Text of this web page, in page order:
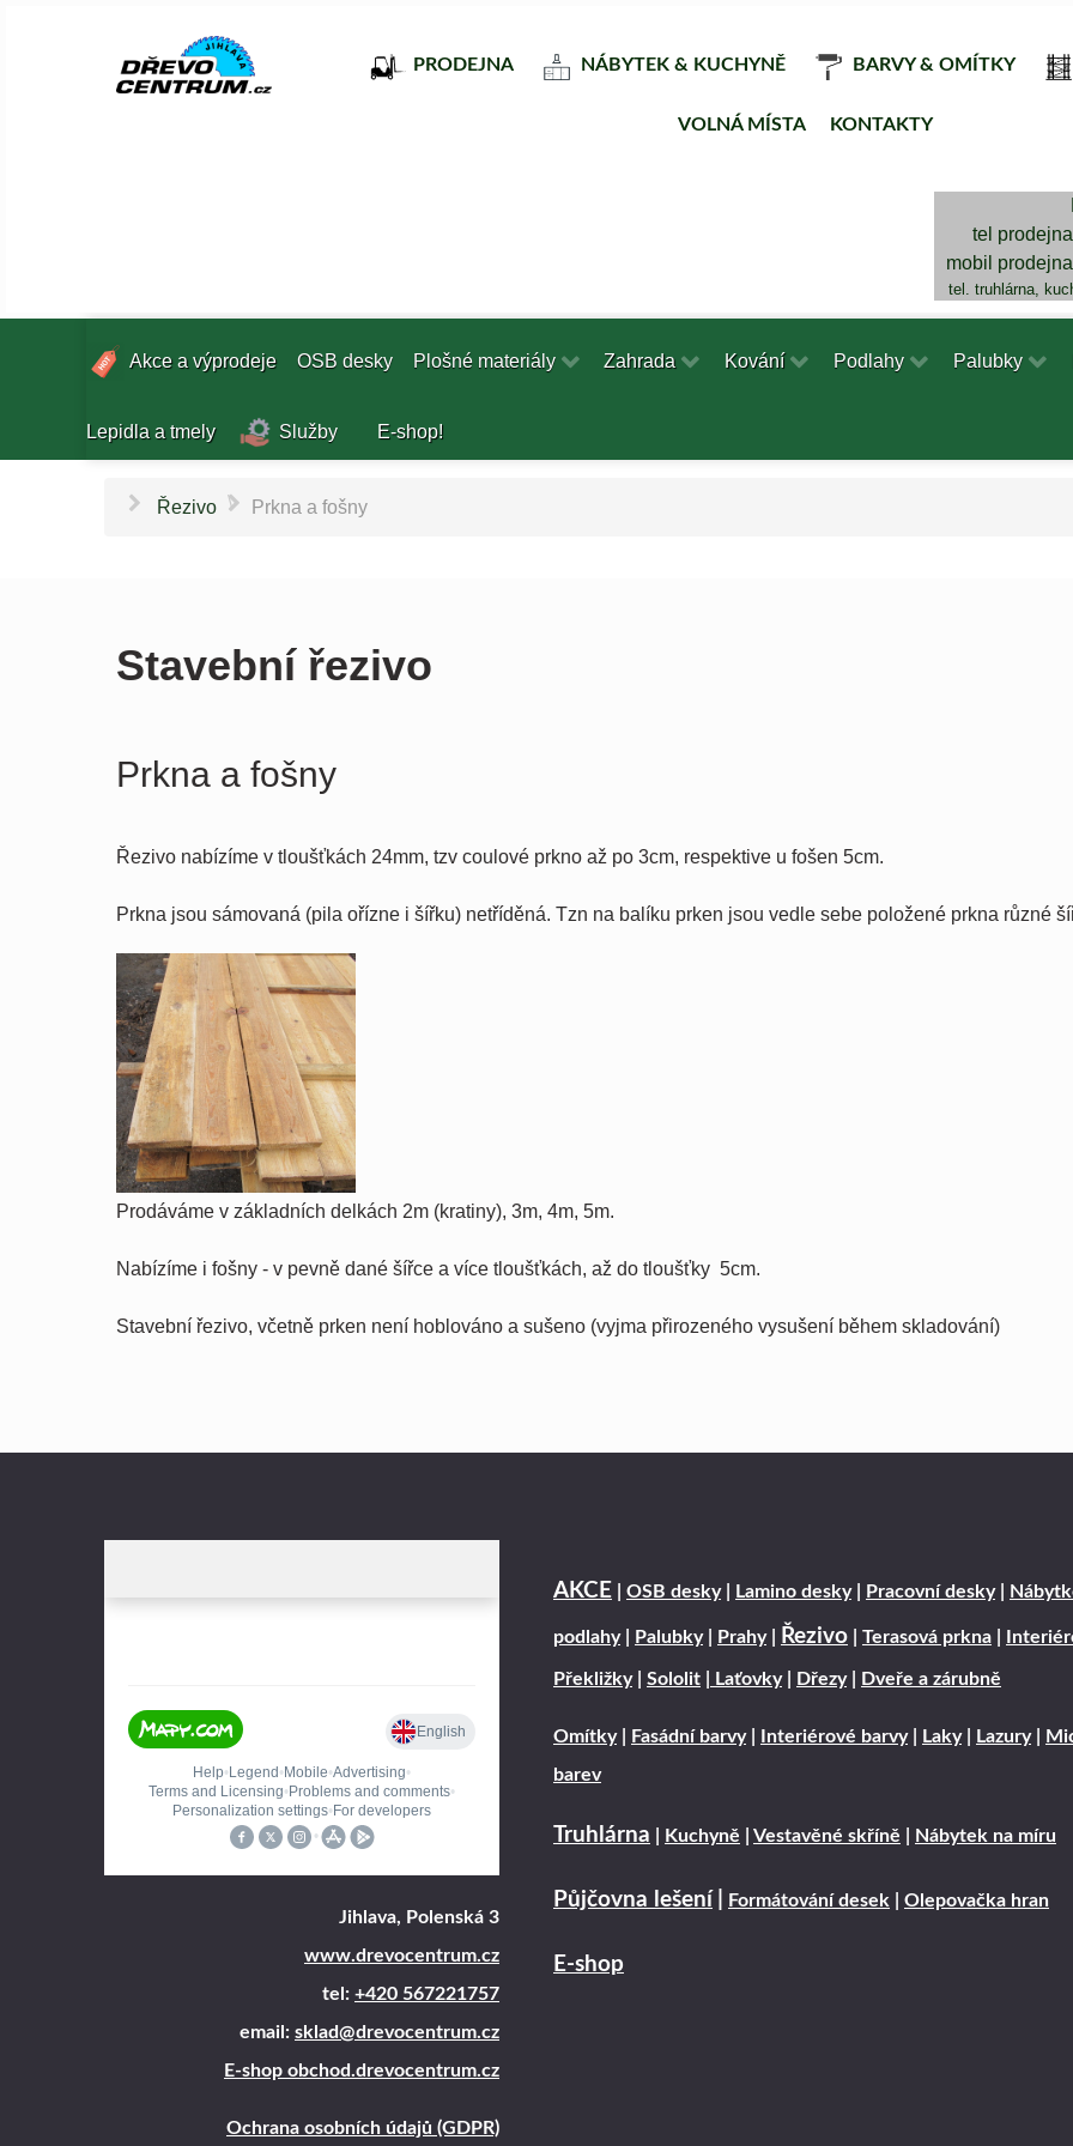
PRODEJNA NÁBYTEK & KUCHYNĚ BARVY & OMÍTKY
VOLNÁ MÍSTA KONTAKTY
tel
mobil
tel. truhlárna,
Akce a výprodeje OSB desky Plošné materiály Zahrada Kování Podlahy Palubky
Lepidla a tmely Služby E-shop!
Řezivo \ Prkna a fošny
Stavební řezivo
Prkna a fošny
Řezivo nabízíme v tloušťkách 24mm, tzv coulové prkno až po 3cm, respektive u fošen 5cm.
Prkna jsou sámovaná (pila ořízne i šířku) netříděná. Tzn na balíku prken jsou vedle sebe položené prkna různé
Prodáváme v základních delkách 2m (kratiny), 3m, 4m, 5m.
Nabízíme i fošny - v pevně dané šířce a více tloušťkách, až do tloušťky 5cm.
Stavební řezivo, včetně prken není hoblováno a sušeno (vyjma přirozeného vysušení během skladování)
Jihlava, Polenská 3
www.drevocentrum.cz
tel: +420 567221757
email: sklad@drevocentrum.cz
E-shop obchod.drevocentrum.cz
Ochrana osobních údajů (GDPR)
AKCE OSB desky| Lamino desky| Pracovní desky|
podlahy| Palubky| Prahy| Řezivo Terasová prkna
Překližky| Sololit Laťovky| Dřezy| Dveře a zárubně
Omítky| Fasádní barvy| Interiérové barvy| Laky| Lazury|
barev
Truhlárna Kuchyně Vestavěné skříně Nábytek na míru
Půjčovna lešení Formátování desek Olepovačka hran
E-shop